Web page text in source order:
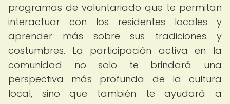
programas de voluntariado que te permitan
interactuar con los residentes locales y
aprender más sobre sus tradiciones y
costumbres. La participación activa en la
comunidad no solo te brindará una
perspectiva más profunda de la cultura
local, sino que también te ayudará a